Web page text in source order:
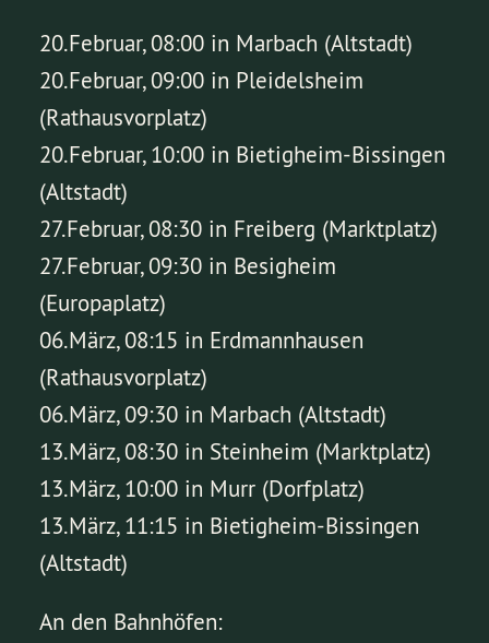
20.Februar, 08:00 in Marbach (Altstadt)
20.Februar, 09:00 in Pleidelsheim
(Rathausvorplatz)
20.Februar, 10:00 in Bietigheim-Bissingen
(Altstadt)
27.Februar, 08:30 in Freiberg (Marktplatz)
27.Februar, 09:30 in Besigheim
(Europaplatz)
06.März, 08:15 in Erdmannhausen
(Rathausvorplatz)
06.März, 09:30 in Marbach (Altstadt)
13.März, 08:30 in Steinheim (Marktplatz)
13.März, 10:00 in Murr (Dorfplatz)
13.März, 11:15 in Bietigheim-Bissingen
(Altstadt)
An den Bahnhöfen: